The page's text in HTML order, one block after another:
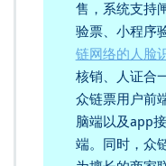
售，系统支持
验票、小程序
链网络的人脸
核销、人证合
众链票用户前
脑端以及app
端。同时，众